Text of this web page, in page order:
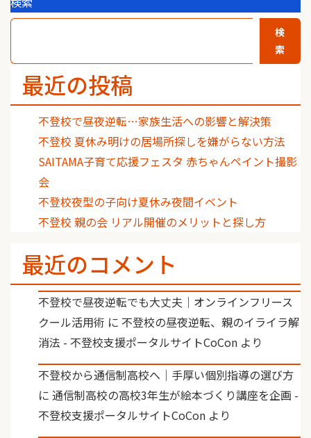
検
索
最近の投稿
不登校で昼夜逆転…家族生活への影響と解決策
不登校 夏休み明けの居場所探しを嫌がらない方法
SAITAMA子育て応援フェスタ 赤ちゃんペイント撮影
会
不登校夜型の子向け夏休み夜間イベント
不登校 親の会 リアル開催のメリットと探し方
最近のコメント
不登校で昼夜逆転でも大丈夫｜オンラインフリース
クール活用術 に 不登校の昼夜逆転、親のイライラ解
消法 - 不登校支援ポータルサイトCoCon より
不登校から通信制高校へ｜手厚い個別指導の選び方
に 通信制高校の高校3年生が絵本づくり講座を企画 -
不登校支援ポータルサイトCoCon より